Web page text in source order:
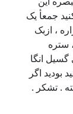
جمعأ يک
، ازبک
ستره
گسيل انگا
بوديد اگر
. تشکر .